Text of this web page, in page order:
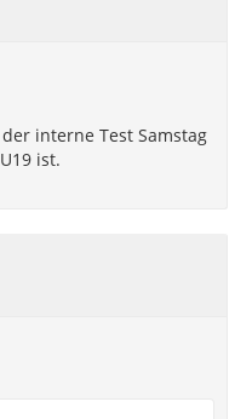
interne Test Samstag
ist.